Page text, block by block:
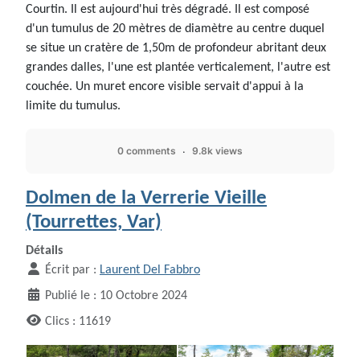
Courtin. Il est aujourd'hui très dégradé. Il est composé
d'un tumulus de 20 mètres de diamètre au centre duquel
se situe un cratère de 1,50m de profondeur abritant deux
grandes dalles, l'une est plantée verticalement, l'autre est
couchée. Un muret encore visible servait d'appui à la
limite du tumulus.
0 comments 9.8k views
Dolmen de la Verrerie Vieille
(Tourrettes, Var)
Détails
Écrit par : Laurent Del Fabbro
Publié le : 10 Octobre 2024
Clics : 11619